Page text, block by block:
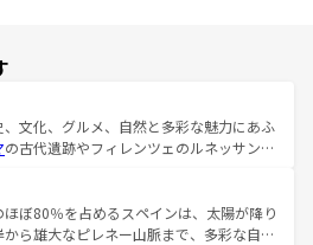
、文化、グルメ、自然と多彩な魅力にあふ
の古代遺跡やフィレンツェのルネッサンス
の美しい田園風景やアマルフィ海岸の絶
も見逃せない。観光の合間には、本場の
、絶品のイタリア料理を堪能することも
ぼ80％を占めるスペインは、太陽が降り
ら雄大なピレネー山脈まで、多彩な自然